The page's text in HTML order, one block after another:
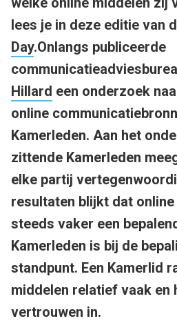
lees je in deze editie van
Day.Onlangs publiceerde
Hillard een onderzoek
online
Kamerleden. Aan het
zittende Kamerleden
elke partij
resultaten blijkt dat
steeds vaker een
Kamerleden is bij de
standpunt. Een Kamerlid
middelen relatief vaak en
vertrouwen in.